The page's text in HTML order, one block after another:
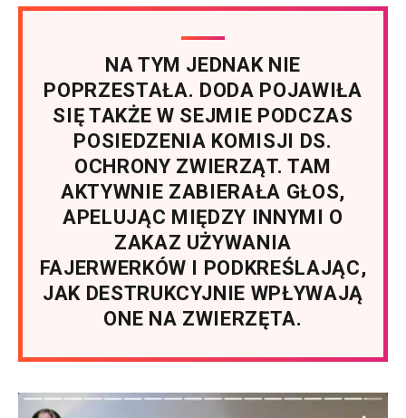
NA TYM JEDNAK NIE
POPRZESTAŁA. DODA POJAWIŁA
SIĘ TAKŻE W SEJMIE PODCZAS
POSIEDZENIA KOMISJI DS.
OCHRONY ZWIERZĄT. TAM
AKTYWNIE ZABIERAŁA GŁOS,
APELUJĄC MIĘDZY INNYMI O
ZAKAZ UŻYWANIA
FAJERWERKÓW I PODKREŚLAJĄC,
JAK DESTRUKCYJNIE WPŁYWAJĄ
ONE NA ZWIERZĘTA.